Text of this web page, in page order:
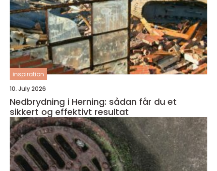
inspiration
10. July 2026
Nedbrydning i Herning: sådan får du et
sikkert og effektivt resultat